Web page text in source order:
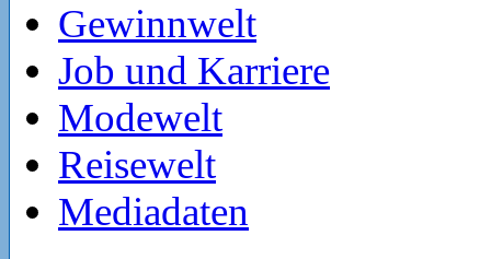
Gewinnwelt
Job und Karriere
Modewelt
Reisewelt
Mediadaten